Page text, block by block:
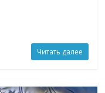
Читать далее